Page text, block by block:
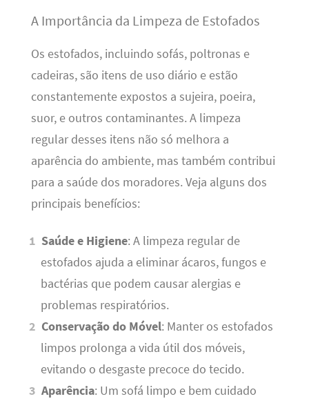
A Importância da Limpeza de Estofados
Os estofados, incluindo sofás, poltronas e
cadeiras, são itens de uso diário e estão
constantemente expostos a sujeira, poeira,
suor, e outros contaminantes. A limpeza
regular desses itens não só melhora a
aparência do ambiente, mas também contribui
para a saúde dos moradores. Veja alguns dos
principais benefícios:
Saúde e Higiene: A limpeza regular de
estofados ajuda a eliminar ácaros, fungos e
bactérias que podem causar alergias e
problemas respiratórios.
Conservação do Móvel: Manter os estofados
limpos prolonga a vida útil dos móveis,
evitando o desgaste precoce do tecido.
Aparência: Um sofá limpo e bem cuidado